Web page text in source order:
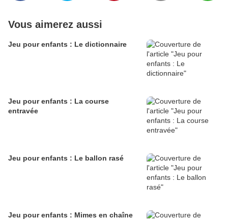
Vous aimerez aussi
Jeu pour enfants : Le dictionnaire
Jeu pour enfants : La course
entravée
Jeu pour enfants : Le ballon rasé
Jeu pour enfants : Mimes en chaîne